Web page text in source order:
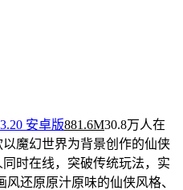
安卓版881.6M30.8万人在
魔幻世界为背景创作的仙侠
时在线，突破传统玩法，实
还原原汁原味的仙侠风格、